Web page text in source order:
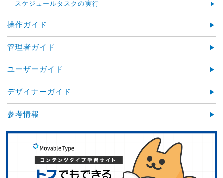
スケジュールタスクの実行
操作ガイド
管理者ガイド
ユーザーガイド
デザイナーガイド
参考情報